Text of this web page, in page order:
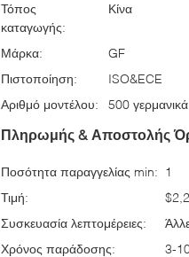
Τόπος
καταγωγής:
Κίνα
Μάρκα:
GF
Πιστοποίηση:
ISO&ECE
Αριθμό μοντέλου:
500
Πληρωμής & Αποστολής
Ποσότητα παραγγελίας min: 1
Τιμή:
Συσκευασία λεπτομέρειες:
Χρόνος παράδοσης:
3-